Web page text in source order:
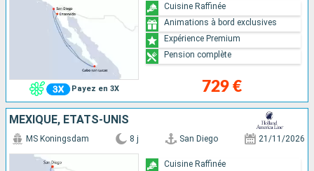
Payez en 3X 729 €
Cuisine Raffinée
Animations à bord exclusives
Expérience Premium
Pension complète
MEXIQUE, ÉTATS-UNIS
MS Koningsdam 8 j San Diego 21/11/2026
Cuisine Raffinée